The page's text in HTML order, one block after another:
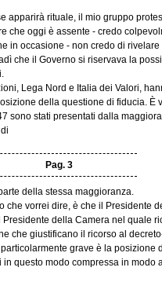
apparirà rituale, il mio gruppo
che oggi è assente - credo
in occasione - non credo di
che il Governo si riservava la
Lega Nord e Italia dei Valori,
della questione di fiducia. È
sono stati presentati dalla
Pag. 3
della stessa maggioranza.
che vorrei dire, è che il Presidente
della Camera nel quale
che giustificano il ricorso al
grave è la
questo modo compressa in modo